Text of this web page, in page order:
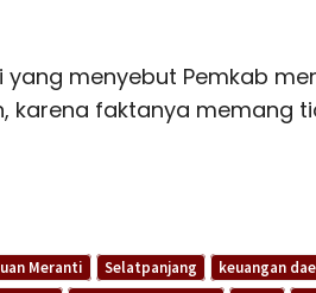
yang menyebut Pemkab
karena faktanya memang
Meranti Selatpanjang keuangan